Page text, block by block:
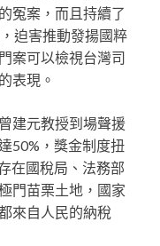
冤案，而且持續了
迫害推動發揚國粹
案可以檢視台灣司
表現。
建元教授到場聲援
50%，獎金制度扭
在國稅局、法務部
門苗栗土地，國家
來自人民的納稅